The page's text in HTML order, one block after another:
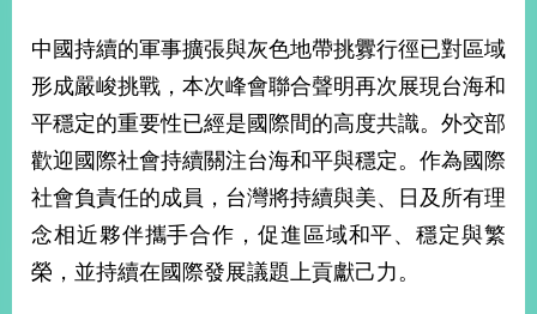
頁
網
站
導
覽
關
於
本
部
新
聞
中國持續的軍事擴張與灰色地帶挑釁行徑已對區域
形成嚴峻挑戰，本次峰會聯合聲明再次展現台海和
平穩定的重要性已經是國際間的高度共識。外交部
歡迎國際社會持續關注台海和平與穩定。作為國際
社會負責任的成員，台灣將持續與美、日及所有理
念相近夥伴攜手合作，促進區域和平、穩定與繁
榮，並持續在國際發展議題上貢獻己力。